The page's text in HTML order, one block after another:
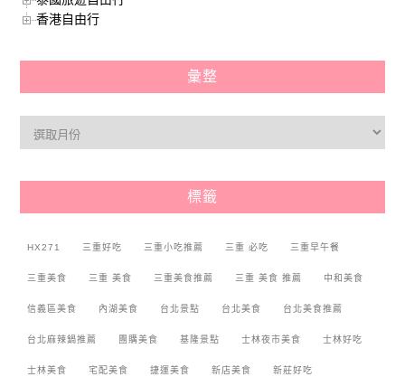
香港自由行
彙整
標籤
HX271 三重好吃 三重小吃推薦 三重 必吃 三重早午餐
三重美食 三重 美食 三重美食推薦 三重 美食 推薦 中和美食
信義區美食 內湖美食 台北景點 台北美食 台北美食推薦
台北麻辣鍋推薦 團購美食 基隆景點 士林夜市美食 士林好吃
士林美食 宅配美食 捷運美食 新店美食 新莊好吃